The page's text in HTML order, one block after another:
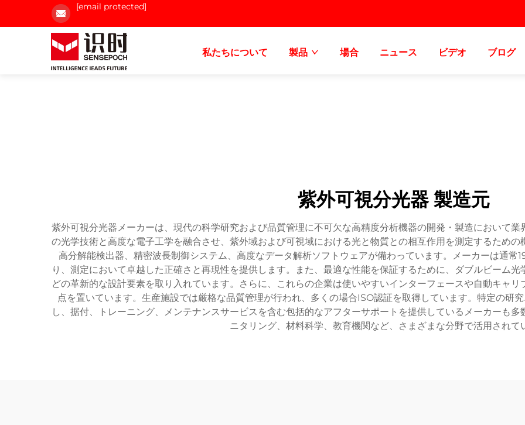
[email protected]
私たちについて 製品 場合 ニュース ビデオ ブログ
紫外可視分光器 製造元
紫外可視分光器メーカーは、現代の科学研究および品質管理に不可欠な高精度分析機器の開発・製造において
の光学技術と高度な電子工学を融合させ、紫外域および可視域における光と物質との相互作用を測定するため
高分解能検出器、精密波長制御システム、高度なデータ解析ソフトウェアが備わっています。メーカーは通
り、測定において卓越した正確さと再現性を提供します。また、最適な性能を保証するために、ダブルビーム
どの革新的な設計要素を取り入れています。さらに、これらの企業は使いやすいインターフェースや自動キャ
点を置いています。生産施設では厳格な品質管理が行われ、多くの場合ISO認証を取得しています。特定の研
し、据付、トレーニング、メンテナンスサービスを含む包括的なアフターサポートを提供しているメーカーも
ニタリング、材料科学、教育機関など、さまざまな分野で活用されて